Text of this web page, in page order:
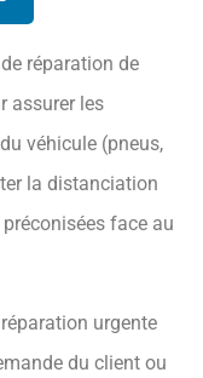
réparation de
assurer les
véhicule (pneus,
la distanciation
face au
urgente
du client ou